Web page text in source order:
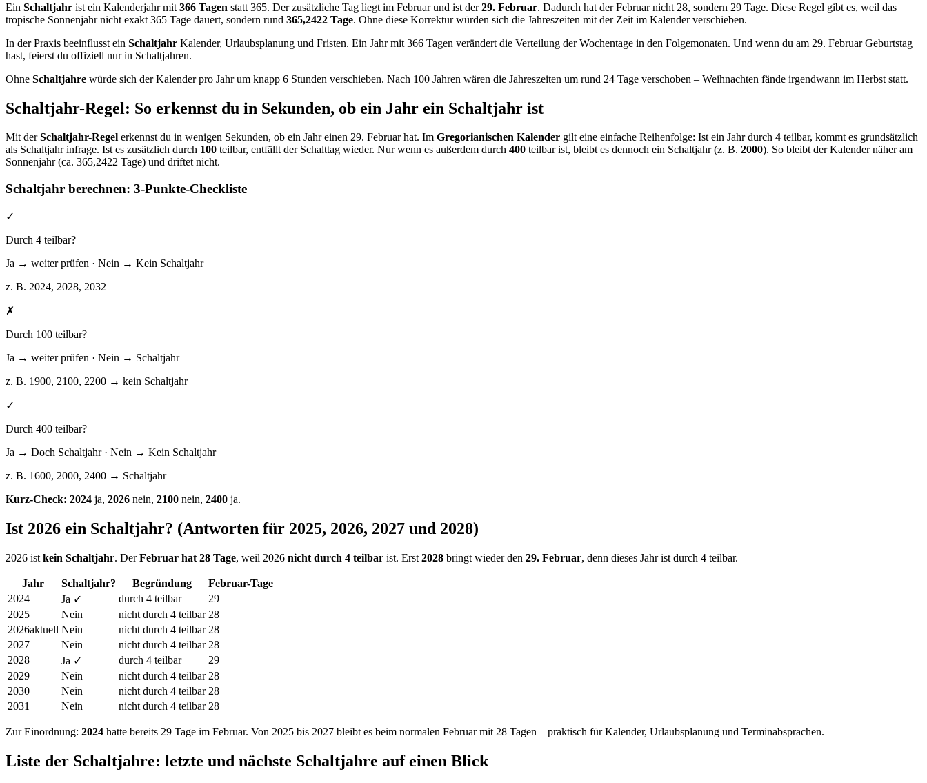
Ein Schaltjahr ist ein Kalenderjahr mit 366 Tagen statt 365. Der zusätzliche Tag liegt im Februar und ist der 29. Februar. Dadurch hat der Februar nicht 28, sondern 29 Tage. Diese Regel gibt es, weil das
tropische Sonnenjahr nicht exakt 365 Tage dauert, sondern rund 365,2422 Tage. Ohne diese Korrektur würden sich die Jahreszeiten mit der Zeit im Kalender verschieben.
In der Praxis beeinflusst ein Schaltjahr Kalender, Urlaubsplanung und Fristen. Ein Jahr mit 366 Tagen verändert die Verteilung der Wochentage in den Folgemonaten. Und wenn du am 29. Februar Geburtstag
hast, feierst du offiziell nur in Schaltjahren.
Ohne Schaltjahre würde sich der Kalender pro Jahr um knapp 6 Stunden verschieben. Nach 100 Jahren wären die Jahreszeiten um rund 24 Tage verschoben – Weihnachten fände irgendwann im Herbst statt.
Schaltjahr-Regel: So erkennst du in Sekunden, ob ein Jahr ein Schaltjahr ist
Mit derSchaltjahr-Regel erkennst du in wenigen Sekunden, ob ein Jahr einen 29. Februar hat. Im Gregorianischen Kalender gilt eine einfache Reihenfolge: Ist ein Jahr durch 4 teilbar, kommt es grundsätzlich
als Schaltjahr infrage. Ist es zusätzlich durch 100 teilbar, entfällt der Schalttag wieder. Nur wenn es außerdem durch 400 teilbar ist, bleibt es dennoch ein Schaltjahr (z. B. 2000). So bleibt der Kalender näher am
Sonnenjahr (ca. 365,2422 Tage) und driftet nicht.
Schaltjahr berechnen: 3-Punkte-Checkliste
✓
Durch 4 teilbar?
Ja → weiter prüfen · Nein → Kein Schaltjahr
z. B. 2024, 2028, 2032
✗
Durch 100 teilbar?
Ja → weiter prüfen · Nein → Schaltjahr
z. B. 1900, 2100, 2200 → kein Schaltjahr
✓
Durch 400 teilbar?
Ja → Doch Schaltjahr· Nein → Kein Schaltjahr
z. B. 1600, 2000, 2400 → Schaltjahr
Kurz-Check: 2024 ja, 2026 nein, 2100 nein, 2400 ja.
Ist 2026 ein Schaltjahr? (Antworten für 2025, 2026, 2027 und 2028)
2026 ist kein Schaltjahr. DerFebruar hat 28 Tage, weil 2026 nicht durch 4 teilbar ist. Erst 2028 bringt wieder den 29. Februar, denn dieses Jahr ist durch 4 teilbar.
Jahr Schaltjahr? Begründung
Februar-Tage
2024
Ja ✓ durch 4 teilbar
29
2025
Nein nicht durch 4 teilbar 28
2026aktuell Nein nicht durch 4 teilbar 28
2027
Nein nicht durch 4 teilbar 28
2028
Ja ✓ durch 4 teilbar
29
2029
Nein nicht durch 4 teilbar 28
2030
Nein nicht durch 4 teilbar 28
2031
Nein nicht durch 4 teilbar 28
Zur Einordnung: 2024 hatte bereits 29 Tage im Februar. Von 2025 bis 2027 bleibt es beim normalen Februar mit 28 Tagen – praktisch für Kalender, Urlaubsplanung und Terminabsprachen.
Liste der Schaltjahre: letzte und nächste Schaltjahre auf einen Blick